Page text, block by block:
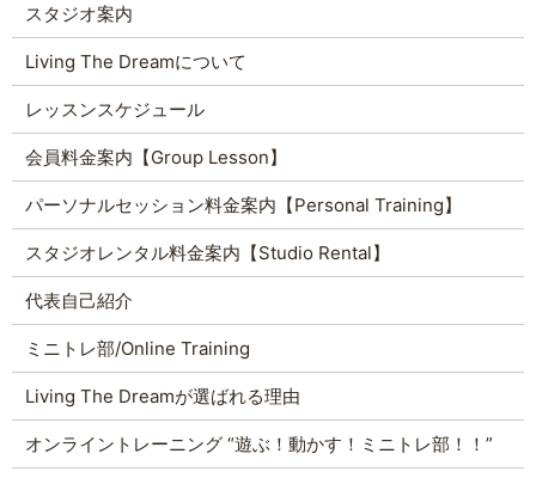
スタジオ案内
Living The Dreamについて
レッスンスケジュール
会員料金案内【Group Lesson】
パーソナルセッション料金案内【Personal Training】
スタジオレンタル料金案内【Studio Rental】
代表自己紹介
ミニトレ部/Online Training
Living The Dreamが選ばれる理由
オンライントレーニング “遊ぶ！動かす！ミニトレ部！！”